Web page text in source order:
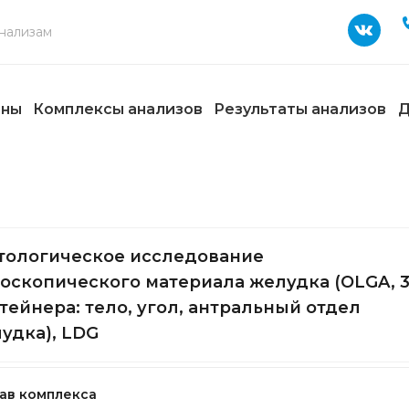
Комплексы анализов Результаты анализов
исследование
материала желудка (OLGA, 3
тело, угол, антральный отдел
LDG
комплекса